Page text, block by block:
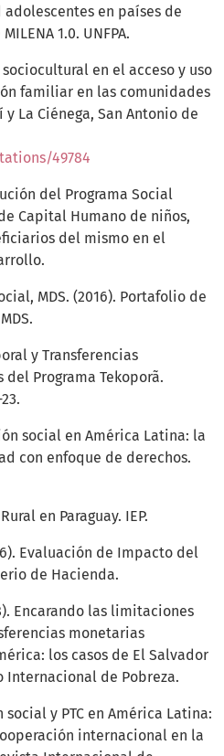
en países de
1.0. UNFPA.
en el acceso y uso
familiar en las comunidades
La Ciénega, San Antonio de
49784
del Programa Social
Capital Humano de niños,
del mismo en el
MDS. (2016). Portafolio de
y Transferencias
Programa Tekoporã.
social en América Latina: la
con enfoque de derechos.
en Paraguay. IEP.
Evaluación de Impacto del
de Hacienda.
Encarando las limitaciones
monetarias
los casos de El Salvador
Internacional de Pobreza.
social y PTC en América Latina:
internacional en la